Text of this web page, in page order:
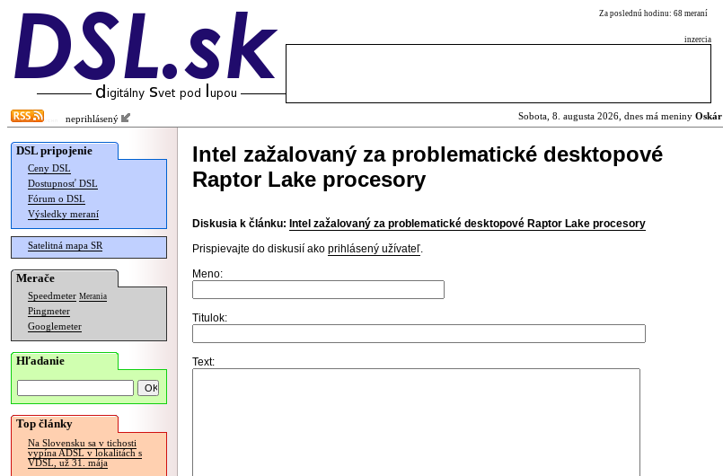
Za poslednú hodinu: 68 meraní
inzercia
neprihlásený Sobota, 8. augusta 2026, dnes má meniny Oskár
DSL pripojenie
Ceny DSL
Dostupnosť DSL
Fórum o DSL
Výsledky meraní
Satelitná mapa SR
Merače
Speedmeter Merania
Pingmeter
Googlemeter
Hľadanie
Top články
Na Slovensku sa v tichosti
vypína ADSL v lokalitách s
VDSL, už 31. mája
Intel zažalovaný za problematické desktopové
Raptor Lake procesory
Diskusia k článku: Intel zažalovaný za problematické desktopové Raptor Lake procesory
Prispievajte do diskusií ako prihlásený užívateľ.
Meno:
Titulok:
Text: